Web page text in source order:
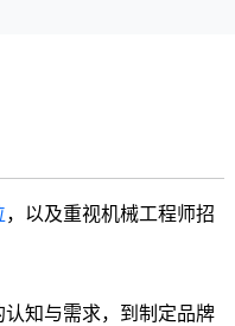
，以及重视机械工程师招
知与需求，到制定品牌